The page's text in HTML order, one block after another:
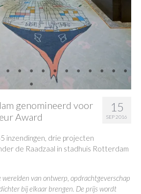
15
SEP 2016
genomineerd voor
Award
inzendingen, drie projecten
de Raadzaal in stadhuis Rotterdam
van ontwerp, opdrachtgeverschap
bij elkaar brengen. De prijs wordt